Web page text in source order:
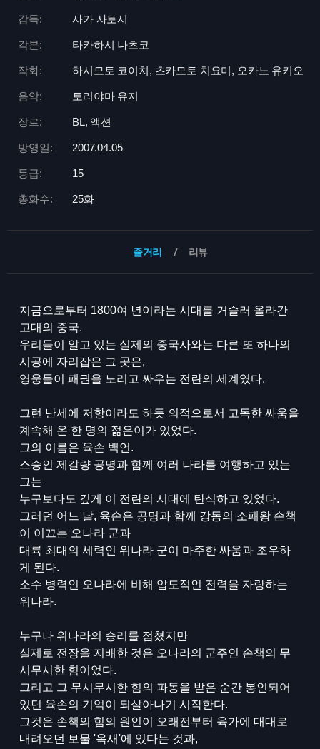
감독: 사가 사토시
각본: 타카하시 나츠코
작화: 하시모토 코이치, 츠카모토 치요미, 오카노 유키오
음악: 토리야마 유지
장르: BL, 액션
방영일: 2007.04.05
등급: 15
총화수: 25화
줄거리 리뷰
지금으로부터 1800여 년이라는 시대를 거슬러 올라간
고대의 중국.
우리들이 알고 있는 실제의 중국사와는 다른 또 하나의
시공에 자리잡은 그 곳은,
영웅들이 패권을 노리고 싸우는 전란의 세계였다.
그런 난세에 저항이라도 하듯 의적으로서 고독한 싸움을
계속해 온 한 명의 젊은이가 있었다.
그의 이름은 육손 백언.
스승인 제갈량 공명과 함께 여러 나라를 여행하고 있는
그는
누구보다도 깊게 이 전란의 시대에 탄식하고 있었다.
그러던 어느 날, 육손은 공명과 함께 강동의 소패왕 손책
이 이끄는 오나라 군과
대륙 최대의 세력인 위나라 군이 마주한 싸움과 조우하
게 된다.
소수 병력인 오나라에 비해 압도적인 전력을 자랑하는
위나라.
누구나 위나라의 승리를 점쳤지만
실제로 전장을 지배한 것은 오나라의 군주인 손책의 무
시무시한 힘이었다.
그리고 그 무시무시한 힘의 파동을 받은 순간 봉인되어
있던 육손의 기억이 되살아나기 시작한다.
그것은 손책의 힘의 원인이 오래전부터 육가에 대대로
내려오던 보물 '옥새'에 있다는 것과,